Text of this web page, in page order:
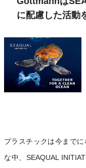
に配慮した活動
プラスチックは今まで
な中、SEAQUAL